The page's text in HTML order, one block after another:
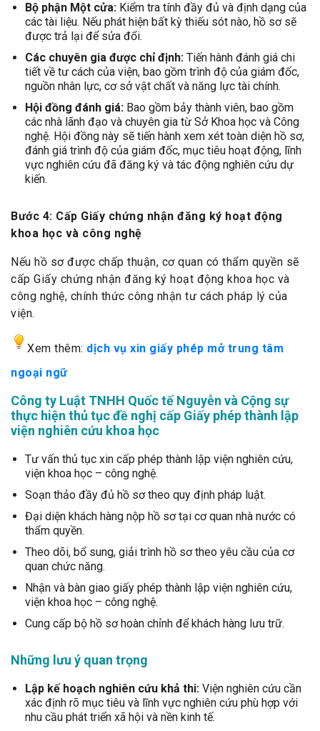
Bộ phận Một cửa: Kiểm tra tính đầy đủ và định dạng của
các tài liệu. Nếu phát hiện bất kỳ thiếu sót nào, hồ sơ sẽ
được trả lại để sửa đổi.
Các chuyên gia được chỉ định: Tiến hành đánh giá chi
tiết về tư cách của viện, bao gồm trình độ của giám đốc,
nguồn nhân lực, cơ sở vật chất và năng lực tài chính.
Hội đồng đánh giá: Bao gồm bảy thành viên, bao gồm
các nhà lãnh đạo và chuyên gia từ Sở Khoa học và Công
nghệ. Hội đồng này sẽ tiến hành xem xét toàn diện hồ sơ,
đánh giá trình độ của giám đốc, mục tiêu hoạt động, lĩnh
vực nghiên cứu đã đăng ký và tác động nghiên cứu dự
kiến.
Bước 4: Cấp Giấy chứng nhận đăng ký hoạt động
khoa học và công nghệ
Nếu hồ sơ được chấp thuận, cơ quan có thẩm quyền sẽ
cấp Giấy chứng nhận đăng ký hoạt động khoa học và
công nghệ, chính thức công nhận tư cách pháp lý của
viện.
Xem thêm: dịch vụ xin giấy phép mở trung tâm
ngoại ngữ
Công ty Luật TNHH Quốc tế Nguyễn và Cộng sự
thực hiện thủ tục đề nghị cấp Giấy phép thành lập
viện nghiên cứu khoa học
Tư vấn thủ tục xin cấp phép thành lập viện nghiên cứu,
viện khoa học – công nghệ.
Soạn thảo đầy đủ hồ sơ theo quy định pháp luật.
Đại diện khách hàng nộp hồ sơ tại cơ quan nhà nước có
thẩm quyền.
Theo dõi, bổ sung, giải trình hồ sơ theo yêu cầu của cơ
quan chức năng.
Nhận và bàn giao giấy phép thành lập viện nghiên cứu,
viện khoa học – công nghệ.
Cung cấp bộ hồ sơ hoàn chỉnh để khách hàng lưu trữ.
Những lưu ý quan trọng
Lập kế hoạch nghiên cứu khả thi: Viện nghiên cứu cần
xác định rõ mục tiêu và lĩnh vực nghiên cứu phù hợp với
nhu cầu phát triển xã hội và nền kinh tế.